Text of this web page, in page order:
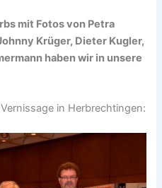
mit Fotos von Petra
Krüger, Dieter Kugler,
haben wir in unsere
in Herbrechtingen: